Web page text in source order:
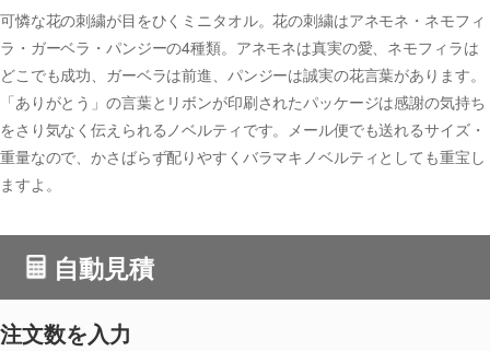
可憐な花の刺繍が目をひくミニタオル。花の刺繍はアネモネ・ネモフィ
ラ・ガーベラ・パンジーの4種類。アネモネは真実の愛、ネモフィラは
どこでも成功、ガーベラは前進、パンジーは誠実の花言葉があります。
「ありがとう」の言葉とリボンが印刷されたパッケージは感謝の気持ち
をさり気なく伝えられるノベルティです。メール便でも送れるサイズ・
重量なので、かさばらず配りやすくバラマキノベルティとしても重宝し
ますよ。
自動見積
注文数を入力